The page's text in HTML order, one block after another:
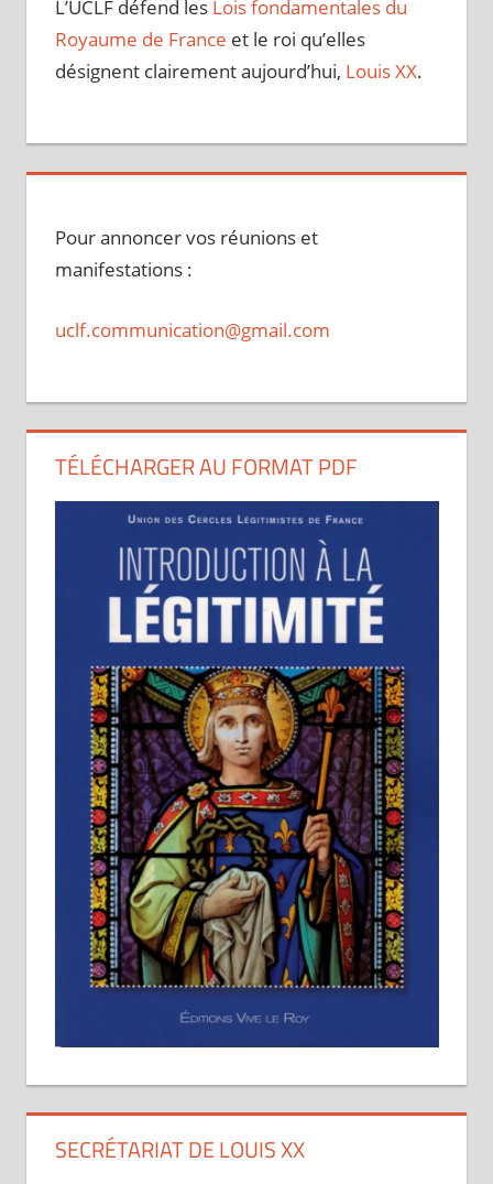
L’UCLF défend les Lois fondamentales du
Royaume de France et le roi qu’elles
désignent clairement aujourd’hui, Louis XX.
Pour annoncer vos réunions et
manifestations :
uclf.communication@gmail.com
TÉLÉCHARGER AU FORMAT PDF
SECRÉTARIAT DE LOUIS XX